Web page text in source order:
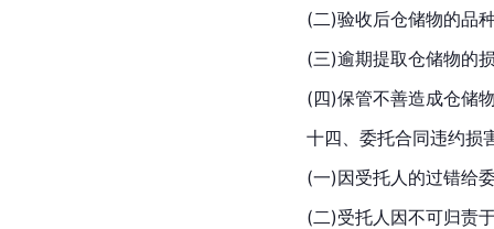
(二)验收后仓储物的品
(三)逾期提取仓储物的
(四)保管不善造成仓储
十四、委托合同违约损
(一)因受托人的过错给
(二)受托人因不可归责